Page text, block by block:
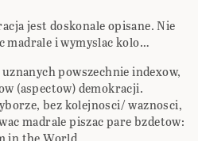
jest doskonale opisane. Nie
madrale i wymyslac kolo…
powszechnie indexow,
(aspectow) demokracji.
bez kolejnosci/ waznosci,
madrale piszac pare bzdetow: